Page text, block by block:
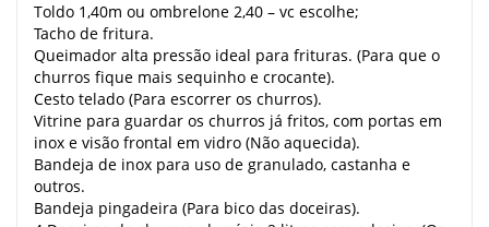
Toldo 1,40m ou ombrelone 2,40 – vc escolhe;
Tacho de fritura.
Queimador alta pressão ideal para frituras. (Para que o
churros fique mais sequinho e crocante).
Cesto telado (Para escorrer os churros).
Vitrine para guardar os churros já fritos, com portas em
inox e visão frontal em vidro (Não aquecida).
Bandeja de inox para uso de granulado, castanha e
outros.
Bandeja pingadeira (Para bico das doceiras).